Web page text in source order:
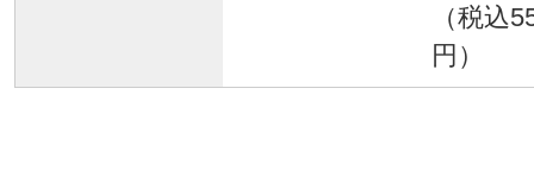
（税込
円）